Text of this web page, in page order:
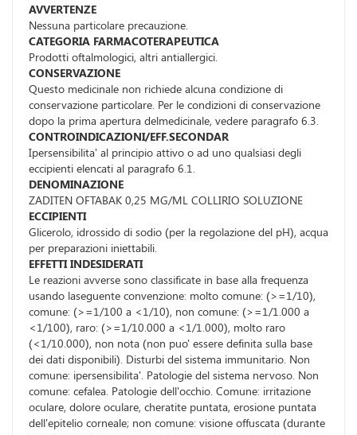
AVVERTENZE
Nessuna particolare precauzione.
CATEGORIA FARMACOTERAPEUTICA
Prodotti oftalmologici, altri antiallergici.
CONSERVAZIONE
Questo medicinale non richiede alcuna condizione di
conservazione particolare. Per le condizioni di conservazione
dopo la prima apertura delmedicinale, vedere paragrafo 6.3.
CONTROINDICAZIONI/EFF.SECONDAR
Ipersensibilita' al principio attivo o ad uno qualsiasi degli
eccipienti elencati al paragrafo 6.1.
DENOMINAZIONE
ZADITEN OFTABAK 0,25 MG/ML COLLIRIO SOLUZIONE
ECCIPIENTI
Glicerolo, idrossido di sodio (per la regolazione del pH), acqua
per preparazioni iniettabili.
EFFETTI INDESIDERATI
Le reazioni avverse sono classificate in base alla frequenza
usando laseguente convenzione: molto comune: (>=1/10),
comune: (>=1/100 a <1/10), non comune: (>=1/1.000 a
<1/100), raro: (>=1/10.000 a <1/1.000), molto raro
(<1/10.000), non nota (non puo' essere definita sulla base
dei dati disponibili). Disturbi del sistema immunitario. Non
comune: ipersensibilita'. Patologie del sistema nervoso. Non
comune: cefalea. Patologie dell'occhio. Comune: irritazione
oculare, dolore oculare, cheratite puntata, erosione puntata
dell'epitelio corneale; non comune: visione offuscata (durante